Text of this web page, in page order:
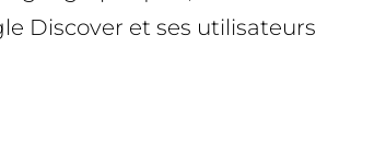
Discover et ses utilisateurs